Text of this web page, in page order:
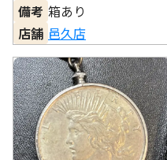
備考 箱あり
店舗 邑久店